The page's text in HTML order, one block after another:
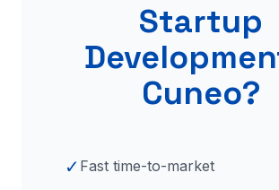
Startup
Cuneo?
✓ Fast time-to-market